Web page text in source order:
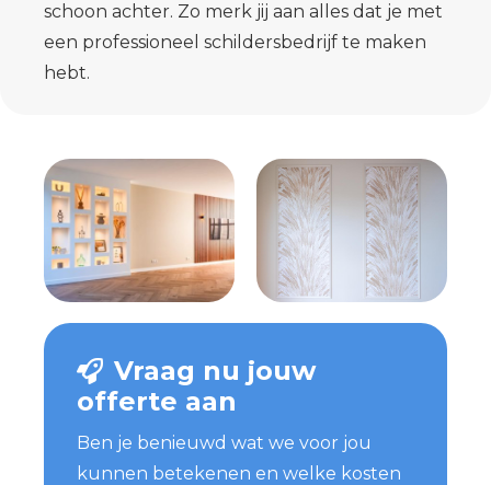
schoon achter. Zo merk jij aan alles dat je met
een professioneel schildersbedrijf te maken
hebt.
Vraag nu jouw
offerte aan
Ben je benieuwd wat we voor jou
kunnen betekenen en welke kosten